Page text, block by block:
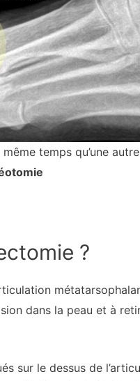
temps qu’une
?
dans la peau et à
sur le dessus de